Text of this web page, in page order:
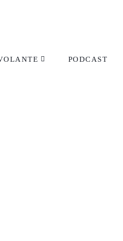
PODCAST